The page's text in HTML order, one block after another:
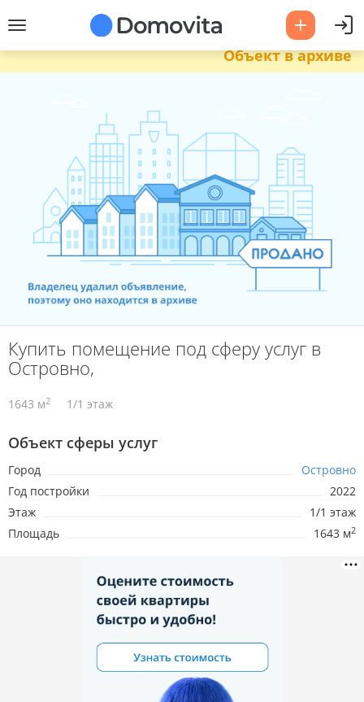
Объект в архиве
Купить помещение под сферу услуг в
Островно,
1643 м2 1/1 этаж
Объект сферы услуг
Город
Островно
Год постройки
2022
Этаж
1/1 этаж
Площадь
1643 м2